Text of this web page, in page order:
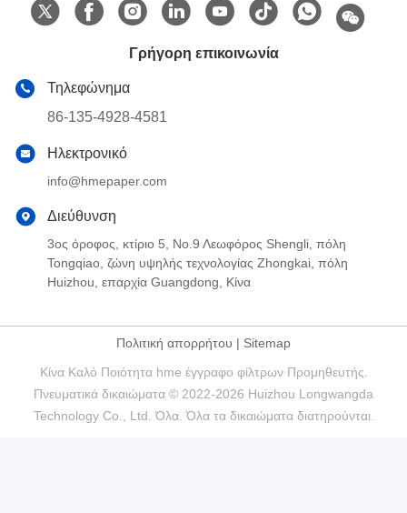
Γρήγορη επικοινωνία
Τηλεφώνημα
86-135-4928-4581
Ηλεκτρονικό
info@hmepaper.com
Διεύθυνση
3ος όροφος, κτίριο 5, Νο.9 Λεωφόρος Shengli, πόλη
Tongqiao, ζώνη υψηλής τεχνολογίας Zhongkai, πόλη
Huizhou, επαρχία Guangdong, Κίνα
Πολιτική απορρήτου | Sitemap
Κίνα Καλό Ποιότητα hme έγγραφο φίλτρων Προμηθευτής.
Πνευματικά δικαιώματα © 2022-2026 Huizhou Longwangda
Technology Co., Ltd. Όλα. Όλα τα δικαιώματα διατηρούνται.